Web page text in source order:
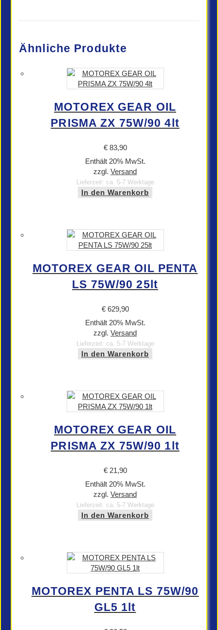
Ähnliche Produkte
MOTOREX GEAR OIL
PRISMA ZX 75W/90 4lt
€83,90
Enthält 20% MwSt.
zzgl. Versand
Lieferzeit: ca. 5-7 Werktage
In den Warenkorb
MOTOREX GEAR OIL PENTA
LS 75W/90 25lt
€629,90
Enthält 20% MwSt.
zzgl. Versand
Lieferzeit: ca. 5-7 Werktage
In den Warenkorb
MOTOREX GEAR OIL
PRISMA ZX 75W/90 1lt
€21,90
Enthält 20% MwSt.
zzgl. Versand
Lieferzeit: ca. 5-7 Werktage
In den Warenkorb
MOTOREX PENTA LS 75W/90
GL5 1lt